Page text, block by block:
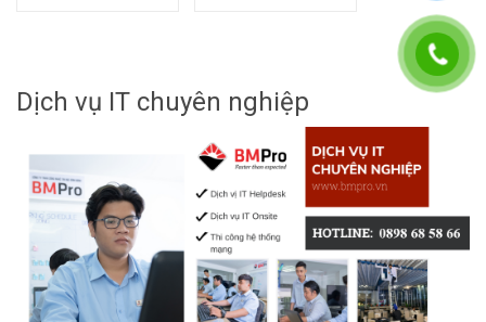
Dịch vụ IT chuyên nghiệp